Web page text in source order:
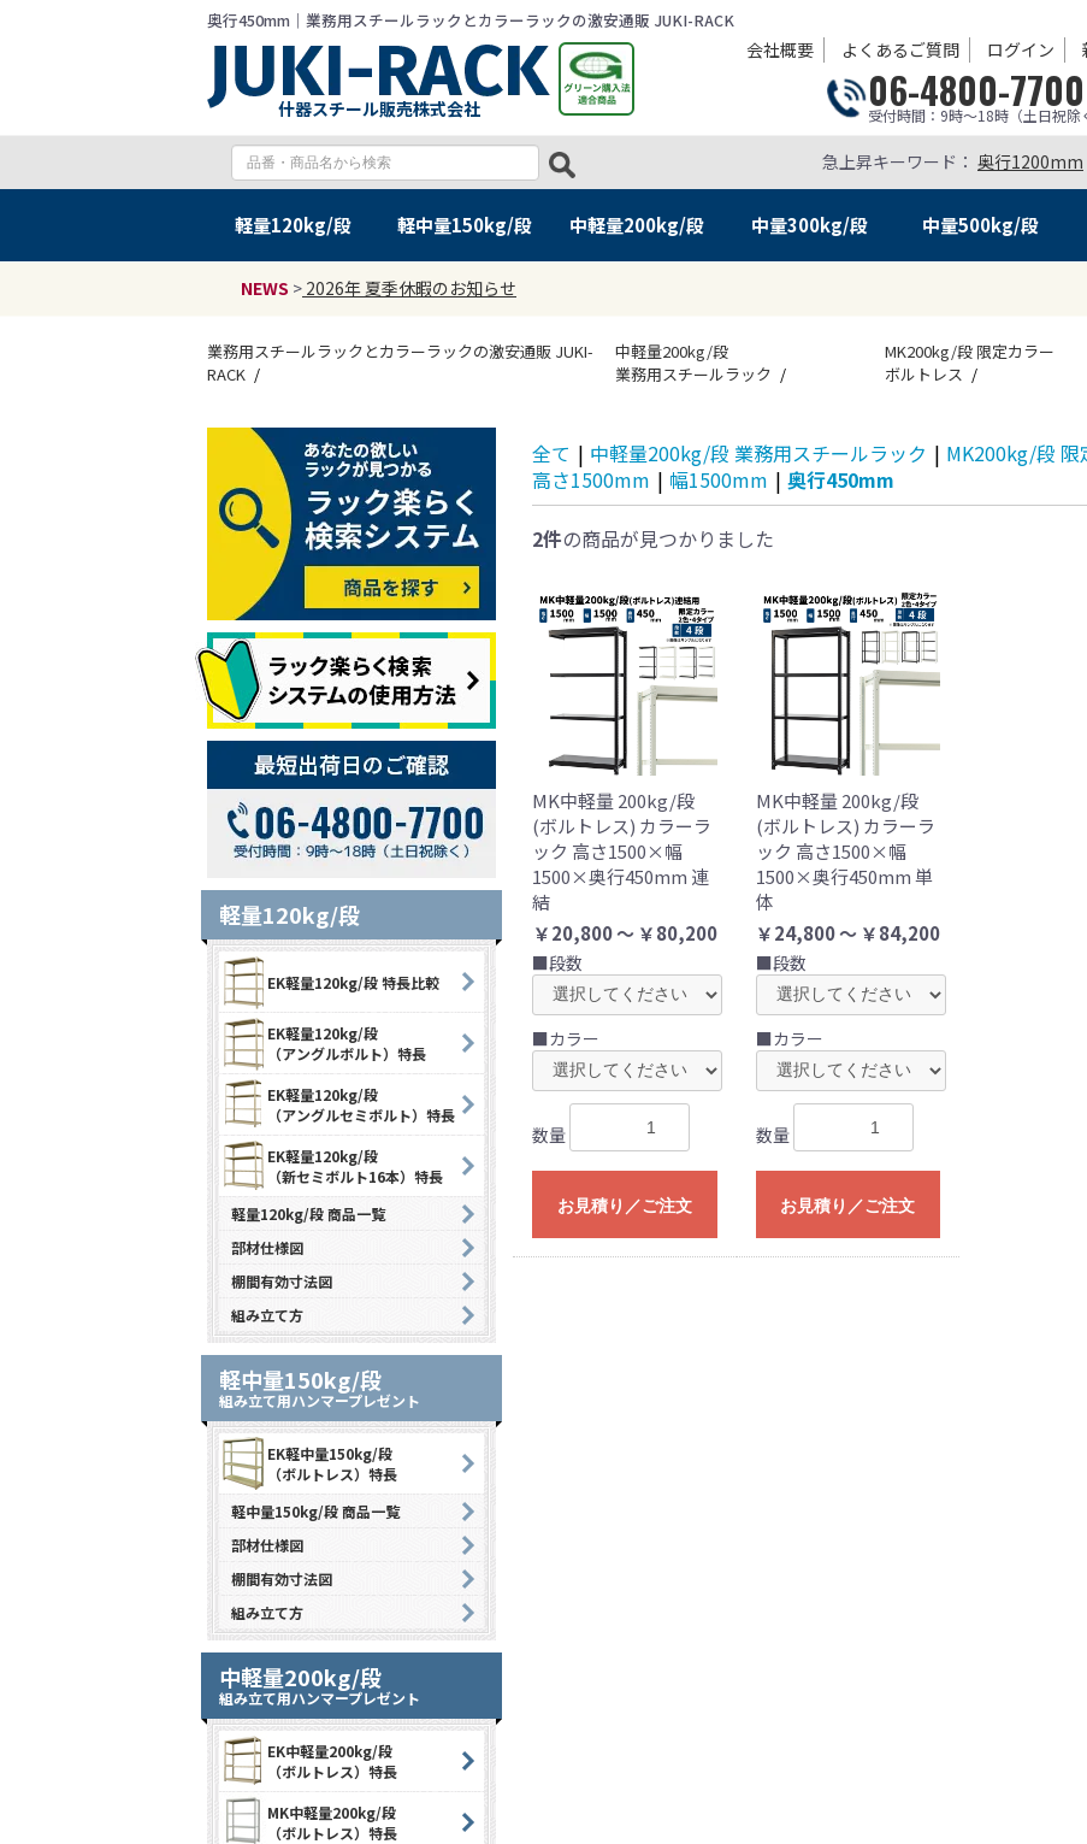
奥行450mm｜業務用スチールラックとカラーラックの激安通販 JUKI-RACK
什器スチール販売株式会社
会社概要 よくあるご質問 ログイン
06-4800-7700
受付時間：9時～18時（土日祝除
急上昇キーワード： 奥行1200mm
軽量120kg/段 軽中量150kg/段 中軽量200kg/段 中量300kg/段 中量500kg/段
NEWS > 2026年 夏季休暇のお知らせ
業務用スチールラックとカラーラックの激安通販 JUKI-
RACK
中軽量200kg/段
業務用スチールラック
MK200kg/段 限定カラー
ボルトレス
軽量120kg/段
EK軽量120kg/段 特長比較
EK軽量120kg/段
（アングルボルト）特長
EK軽量120kg/段
（アングルセミボルト）特長
EK軽量120kg/段
（新セミボルト16本）特長
軽量120kg/段 商品一覧
部材仕様図
棚間有効寸法図
組み立て方
軽中量150kg/段
組み立て用ハンマープレゼント
EK軽中量150kg/段
（ボルトレス）特長
軽中量150kg/段 商品一覧
部材仕様図
棚間有効寸法図
組み立て方
中軽量200kg/段
組み立て用ハンマープレゼント
EK中軽量200kg/段
（ボルトレス）特長
MK中軽量200kg/段
（ボルトレス）特長
全て | 中軽量200kg/段 業務用スチールラック | MK200kg/段 限
高さ1500mm | 幅1500mm | 奥行450mm
2件の商品が見つかりました
MK中軽量 200kg/段
(ボルトレス) カラーラ
ック 高さ1500×幅
1500×奥行450mm 連
結
￥20,800 ～ ￥80,200
■段数
■カラー
数量
お見積り／ご注文
MK中軽量 200kg/段
(ボルトレス) カラーラ
ック 高さ1500×幅
1500×奥行450mm 単
体
￥24,800 ～ ￥84,200
■段数
■カラー
数量
お見積り／ご注文